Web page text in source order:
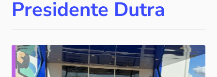
Notícias
Presidente Dutra